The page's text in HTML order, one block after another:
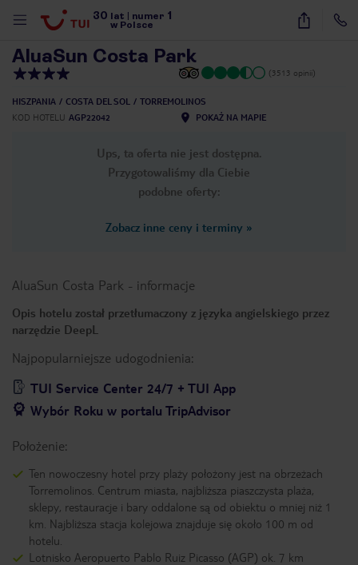
30 lat numer 1
w Polsce
24
AluaSun Costa Park
(3513 opinii)
HISZPANIA COSTA DEL SOL
TORREMOLINOS
KOD HOTELU AGP22042 POKAŻ NA MAPIE
Ups, ta oferta nie jest dostępna.
Przygotowaliśmy dla Ciebie
podobne oferty:
Zobacz inne ceny i terminy »
AluaSun Costa Park - informacje
Opis hotelu został przetłumaczony z języka angielskiego przez
narzędzie DeepL
Najpopularniejsze udogodnienia:
TUI Service Center 24/7 + TUI App
Wybór Roku w portalu TripAdvisor
Położenie:
Ten nowoczesny hotel przy plaży położony jest na obrzeżach
Torremolinos. Centrum miasta, najbliższa piaszczysta plaża,
sklepy, restauracje i bary oddalone są od obiektu o mniej niż 1
km. Najbliższa stacja kolejowa znajduje się około 100 m od
hotelu.
Lotnisko Aeropuerto Pablo Ruiz Picasso (AGP) ok. 7 km